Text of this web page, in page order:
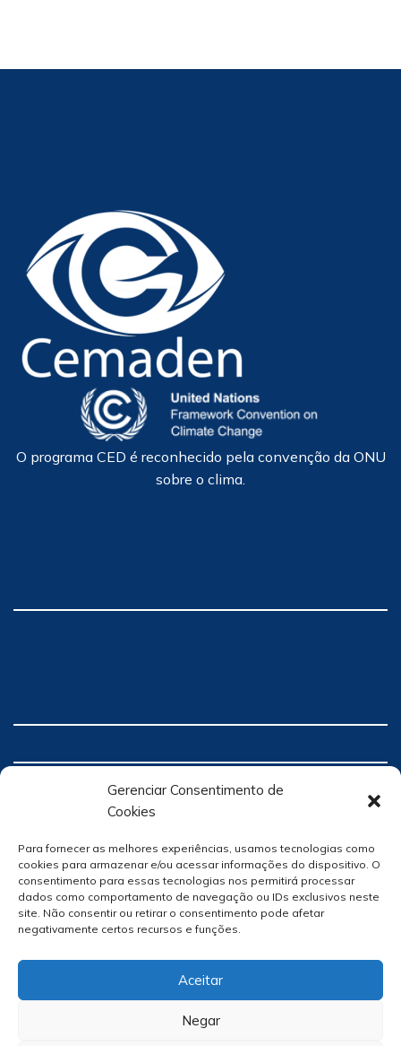
Gerenciar Consentimento de
Cookies
Para fornecer as melhores experiências, usamos tecnologias como
cookies para armazenar e/ou acessar informações do dispositivo. O
consentimento para essas tecnologias nos permitirá processar
dados como comportamento de navegação ou IDs exclusivos neste
site. Não consentir ou retirar o consentimento pode afetar
negativamente certos recursos e funções.
Aceitar
Negar
O programa CED é reconhecido pela convenção da ONU
sobre o clima.